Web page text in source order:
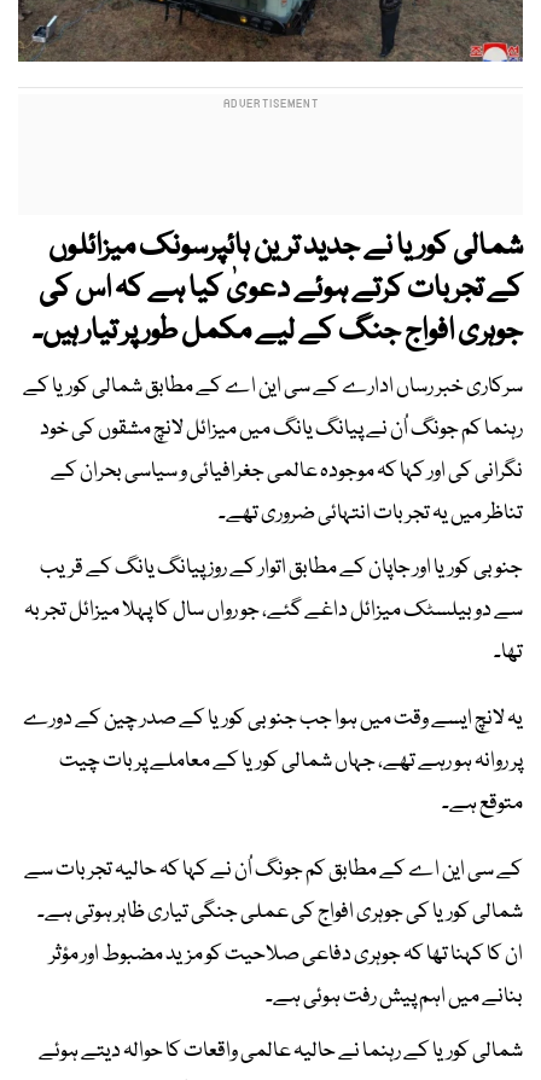
شمالی کوریا نے جدید ترین ہائپرسونک میزائلوں
کے تجربات کرتے ہوئے دعویٰ کیا ہے کہ اس کی
جوہری افواج جنگ کے لیے مکمل طور پر تیار ہیں۔
سرکاری خبر رساں ادارے کے سی این اے کے مطابق شمالی کوریا کے
رہنما کم جونگ اُن نے پیانگ یانگ میں میزائل لانچ مشقوں کی خود
نگرانی کی اور کہا کہ موجودہ عالمی جغرافیائی و سیاسی بحران کے
تناظر میں یہ تجربات انتہائی ضروری تھے۔
جنوبی کوریا اور جاپان کے مطابق اتوار کے روز پیانگ یانگ کے قریب
سے دو بیلسٹک میزائل داغے گئے، جو رواں سال کا پہلا میزائل تجربہ
تھا۔
یہ لانچ ایسے وقت میں ہوا جب جنوبی کوریا کے صدر چین کے دورے
پر روانہ ہو رہے تھے، جہاں شمالی کوریا کے معاملے پر بات چیت
متوقع ہے۔
کے سی این اے کے مطابق کم جونگ اُن نے کہا کہ حالیہ تجربات سے
شمالی کوریا کی جوہری افواج کی عملی جنگی تیاری ظاہر ہوتی ہے۔
ان کا کہنا تھا کہ جوہری دفاعی صلاحیت کو مزید مضبوط اور مؤثر
بنانے میں اہم پیش رفت ہوئی ہے۔
شمالی کوریا کے رہنما نے حالیہ عالمی واقعات کا حوالہ دیتے ہوئے